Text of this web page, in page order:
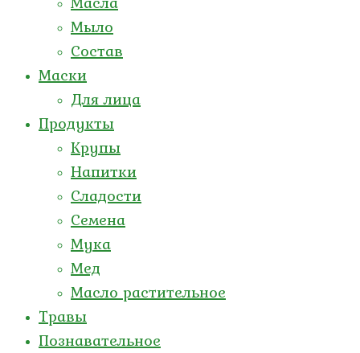
Мыло
Состав
Маски
Для лица
Продукты
Крупы
Напитки
Сладости
Семена
Мука
Мед
Масло растительное
Травы
Познавательное